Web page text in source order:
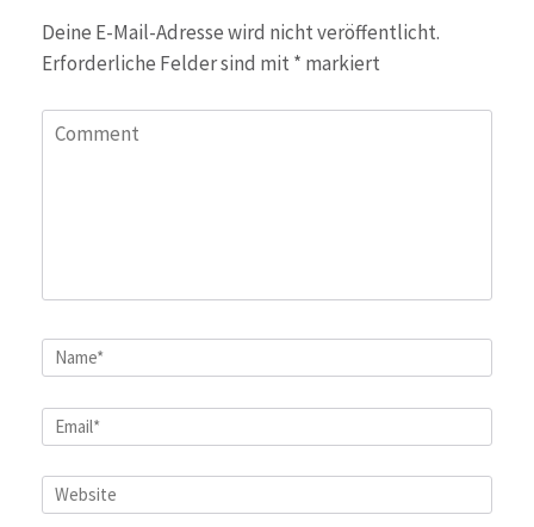
Deine E-Mail-Adresse wird nicht veröffentlicht.
Erforderliche Felder sind mit * markiert
Comment
Name*
Email*
Website